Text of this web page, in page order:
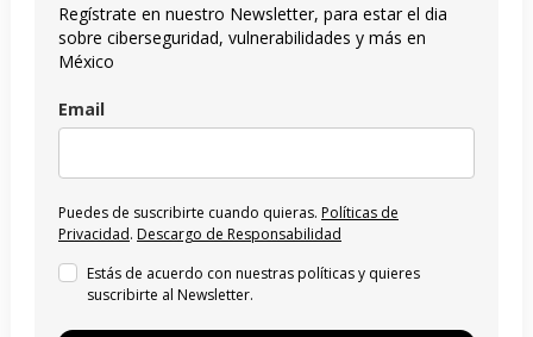
Regístrate en nuestro Newsletter, para estar el dia
sobre ciberseguridad, vulnerabilidades y más en
México
Email
Puedes de suscribirte cuando quieras. Políticas de
Privacidad. Descargo de Responsabilidad
Estás de acuerdo con nuestras políticas y quieres
suscribirte al Newsletter.